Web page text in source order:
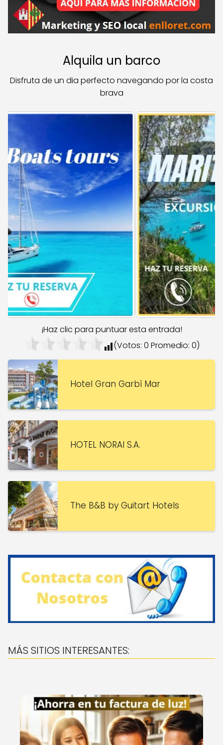
Alquila un barco
Disfruta de un dia perfecto navegando por la costa
brava
¡Haz clic para puntuar esta entrada!
(Votos: 0 Promedio: 0)
Hotel Gran Garbí Mar
HOTEL NORAI S.A.
The B&B by Guitart Hotels
MÁS SITIOS INTERESANTES: